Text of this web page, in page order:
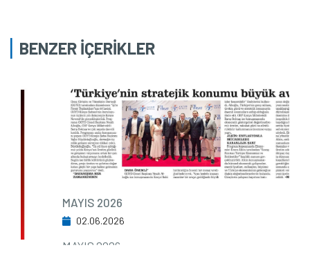
BENZER İÇERİKLER
MAYIS 2026
02.06.2026
MAYIS 2026